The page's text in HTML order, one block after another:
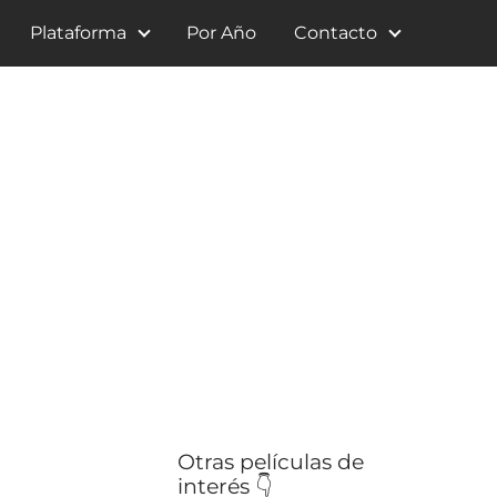
Plataforma Por Año Contacto
Otras películas de
interés 👇